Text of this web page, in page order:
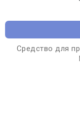
Средство для